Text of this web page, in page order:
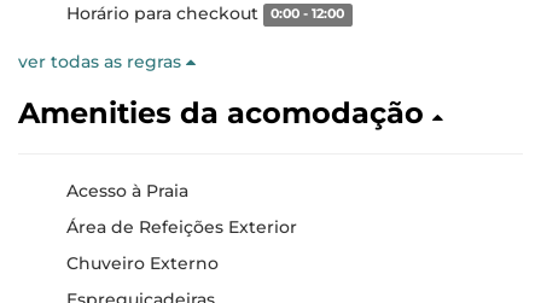
Horário para checkout 0:00 - 12:00
ver todas as regras
Amenities da acomodação
Acesso à Praia
Área de Refeições Exterior
Chuveiro Externo